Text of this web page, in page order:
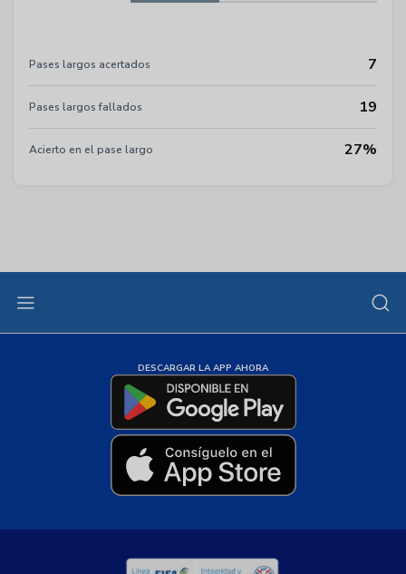
Pases largos acertados 7
Pases largos fallados 19
Acierto en el pase largo 27%
DESCARGAR LA APP AHORA